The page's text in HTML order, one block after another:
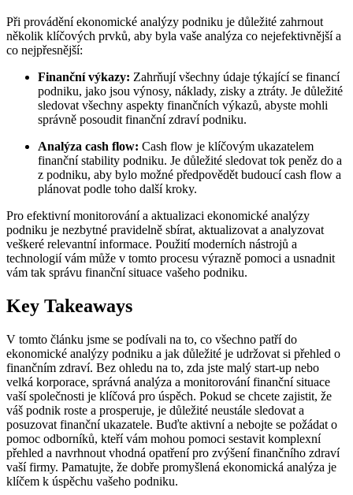
Při provádění ekonomické analýzy podniku je důležité zahrnout
několik klíčových prvků, aby byla vaše analýza co nejefektivnější a
co nejpřesnější:
Finanční výkazy: Zahrňují všechny údaje týkající se financí
podniku, jako jsou výnosy, náklady, zisky a ztráty. Je důležité
sledovat všechny aspekty finančních výkazů, abyste mohli
správně posoudit finanční zdraví podniku.
Analýza cash flow: Cash flow je klíčovým ukazatelem
finanční stability podniku. Je důležité sledovat tok peněz do a
z podniku, aby bylo možné předpovědět budoucí cash flow a
plánovat podle toho další kroky.
Pro efektivní monitorování a aktualizaci ekonomické analýzy
podniku je nezbytné pravidelně sbírat, aktualizovat a analyzovat
veškeré relevantní informace. Použití moderních nástrojů a
technologií vám může v tomto procesu výrazně pomoci a usnadnit
vám tak správu finanční situace vašeho podniku.
Key Takeaways
V tomto článku jsme se podívali na to, co všechno patří do
ekonomické analýzy podniku a jak důležité je udržovat si přehled o
finančním zdraví. Bez ohledu na to, zda jste malý start-up nebo
velká korporace, správná analýza a monitorování finanční situace
vaší společnosti je klíčová pro úspěch. Pokud se chcete zajistit, že
váš podnik roste a prosperuje, je důležité neustále sledovat a
posuzovat finanční ukazatele. Buďte aktivní a nebojte se požádat o
pomoc odborníků, kteří vám mohou pomoci sestavit komplexní
přehled a navrhnout vhodná opatření pro zvýšení finančního zdraví
vaší firmy. Pamatujte, že dobře promyšlená ekonomická analýza je
klíčem k úspěchu vašeho podniku.